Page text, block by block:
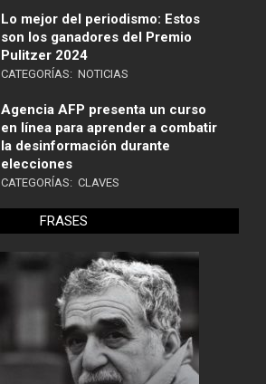
Lo mejor del periodismo: Estos
son los ganadores del Premio
Pulitzer 2024
CATEGORÍAS: NOTICIAS
Agencia AFP presenta un curso
en línea para aprender a combatir
la desinformación durante
elecciones
CATEGORÍAS: CLAVES
FRASES